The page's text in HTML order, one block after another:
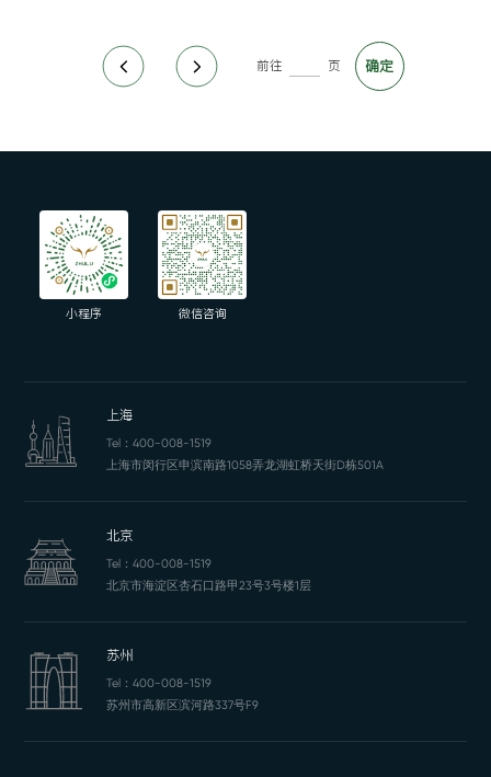
前往 页
小程序 微信咨询
上海
Tel： 400-008-1519
上海市闵行区申滨南路1058弄龙湖虹桥天街D栋501A
北京
Tel： 400-008-1519
北京市海淀区杏石口路甲23号3号楼1层
苏州
Tel： 400-008-1519
苏州市高新区滨河路337号F9